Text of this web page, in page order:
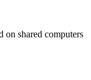
on shared computers